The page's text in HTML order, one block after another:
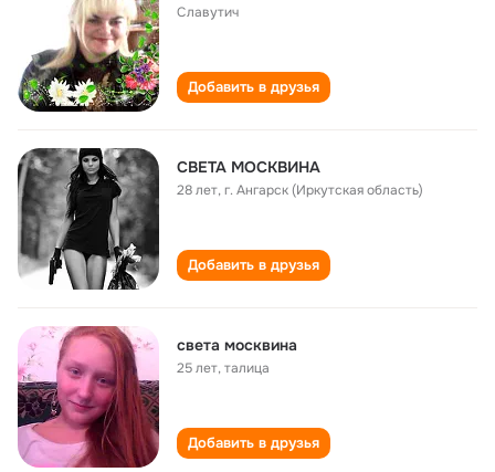
Славутич
Добавить в друзья
СВЕТА МОСКВИНА
28 лет,г. Ангарск (Иркутская область)
Добавить в друзья
света москвина
25 лет,талица
Добавить в друзья